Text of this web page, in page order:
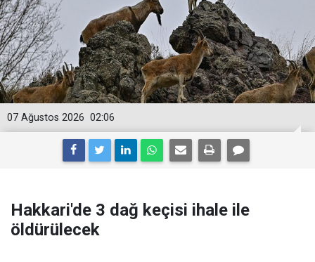
02:06
07 Ağustos 2026
Hakkari'de 3 dağ keçisi ihale ile
öldürülecek